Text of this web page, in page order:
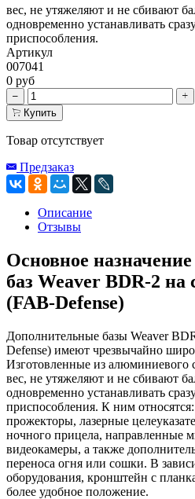
вес, не утяжеляют и не сбивают
одновременно устанавливать
приспособления.
Артикул
007041
0 руб
Купить
Товар отсутствует
Предзаказ
Описание
Отзывы
Основное
баз Weaver BDR-2 на
(FAB-Defense)
Дополнительные базы Weaver
Defense) имеют чрезвычайно
Изготовленные из алюминиевого
вес, не утяжеляют и не сбивают
одновременно устанавливать
приспособления. К ним
прожекторы, лазерные
ночного прицела, направленные
видеокамеры, а также
переноса огня или сошки. В
оборудования, кронштейн с
более удобное положение.